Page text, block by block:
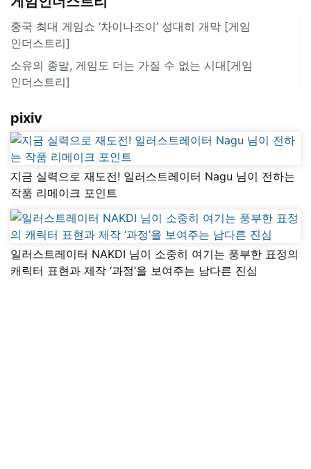
중국 최대 게임쇼 ‘차이나조이’ 성대히 개막 [게임
인더스트리]
소유의 종말, 게임도 더는 가질 수 없는 시대[게임
인더스트리]
pixiv
지금 실력으로 재도전! 일러스트레이터 Nagu 님이 전하는
작품 리메이크 포인트
일러스트레이터 NAKDI 님이 소중히 여기는 풍부한 표정의
캐릭터 표현과 제작 ‘과정’을 보여주는 남다른 진심